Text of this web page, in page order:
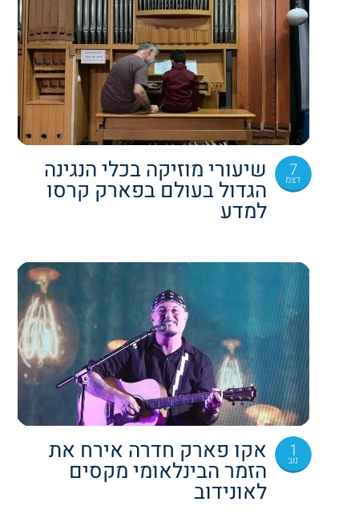
7
דצמ שיעורי מוזיקה בכלי הנגינה
הגדול בעולם בפארק קרסו
למדע
1
נוב אקו פארק חדרה אירח את
הזמר הבינלאומי מקסים
לאונידוב